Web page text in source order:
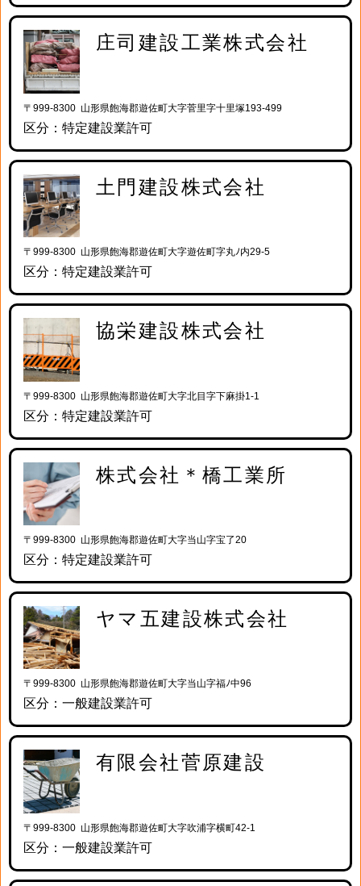
庄司建設工業株式会社
〒999-8300 山形県飽海郡遊佐町大字菅里字十里塚193-499
区分：特定建設業許可
土門建設株式会社
〒999-8300 山形県飽海郡遊佐町大字遊佐町字丸ﾉ内29-5
区分：特定建設業許可
協栄建設株式会社
〒999-8300 山形県飽海郡遊佐町大字北目字下麻掛1-1
区分：特定建設業許可
株式会社＊橋工業所
〒999-8300 山形県飽海郡遊佐町大字当山字宝了20
区分：特定建設業許可
ヤマ五建設株式会社
〒999-8300 山形県飽海郡遊佐町大字当山字福ﾉ中96
区分：一般建設業許可
有限会社菅原建設
〒999-8300 山形県飽海郡遊佐町大字吹浦字横町42-1
区分：一般建設業許可